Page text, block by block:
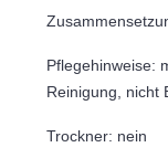
Pflegehinweise:
Reinigung, nicht
Trockner: nein